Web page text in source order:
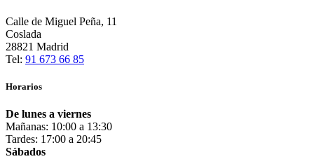
Calle de Miguel Peña, 11
Coslada
28821 Madrid
Tel: 91 673 66 85
Horarios
De lunes a viernes
Mañanas: 10:00 a 13:30
Tardes: 17:00 a 20:45
Sábados